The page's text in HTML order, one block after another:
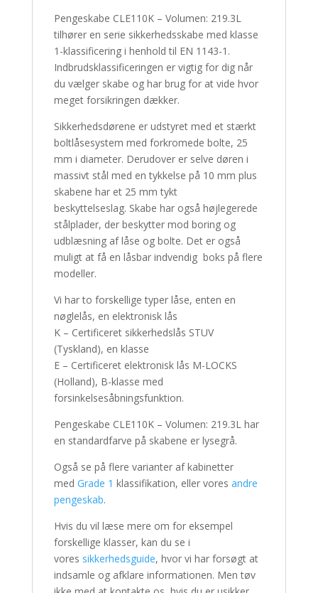
Pengeskabe CLE110K – Volumen: 219.3L
tilhører en serie sikkerhedsskabe med klasse
1-klassificering i henhold til EN 1143-1.
Indbrudsklassificeringen er vigtig for dig når
du vælger skabe og har brug for at vide hvor
meget forsikringen dækker.
Sikkerhedsdørene er udstyret med et stærkt
boltlåsesystem med forkromede bolte, 25
mm i diameter. Derudover er selve døren i
massivt stål med en tykkelse på 10 mm plus
skabene har et 25 mm tykt
beskyttelseslag. Skabe har også højlegerede
stålplader, der beskytter mod boring og
udblæsning af låse og bolte. Det er også
muligt at få en låsbar indvendig boks på flere
modeller.
Vi har to forskellige typer låse, enten en
nøglelås, en elektronisk lås
K – Certificeret sikkerhedslås STUV
(Tyskland), en klasse
E – Certificeret elektronisk lås M-LOCKS
(Holland), B-klasse med
forsinkelsesåbningsfunktion.
Pengeskabe CLE110K – Volumen: 219.3L har
en standardfarve på skabene er lysegrå.
Også se på flere varianter af kabinetter
med Grade 1 klassifikation, eller vores andre
pengeskab.
Hvis du vil læse mere om for eksempel
forskellige klasser, kan du se i
vores sikkerhedsguide, hvor vi har forsøgt at
indsamle og afklare informationen. Men tøv